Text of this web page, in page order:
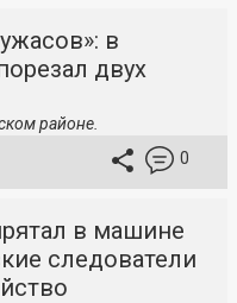
в
двух
районе.
0
в машине
следователи